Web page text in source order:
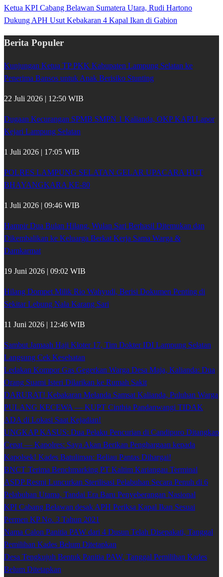
Ketua KPI Cabang Belawan Sumatera Utara, Rudi Hartono
Dukung APH Usut Kebakaran 4 Kapal Ikan di Gabion
Berita Populer
Kunjungan Ketua TP PKK Kabupaten Lampung Selatan ke
Penerima Bansos untuk Anak Berisiko Stunting
22 Juli 2026 | 12:50 WIB
Dugaan Kecurangan SPMB SMPN 1 Kalianda, OKP KAPI Lapor
Kejari Lampung Selatan
1 Juli 2026 | 17:05 WIB
POLRES LAMPUNG SELATAN GELAR UPACARA HUT
BHAYANGKARA KE-80
1 Juli 2026 | 09:46 WIB
Hampir Dua Bulan Hilang, Wulan Sari Berhasil Ditemukan dan
Dikembalikan ke Keluarga Berkat Kerja Sama Warga &
Damkarmat
19 Juni 2026 | 09:02 WIB
Hilang Dompet Milik Rio Wahyudi, Berisi Dokumen Penting di
Sekitar Lebung Nala Karang Sari
11 Juni 2026 | 12:46 WIB
Sambut Jamaah Haji Kloter 17, Tim Dokter IDI Lampung Selatan
Langsung Cek Kesehatan
Ledakan Kompor Gas Gegerkan Warga Desa Maja, Kalianda: Dua
Orang Suami Isteri Dilarikan ke Rumah Sakit
DARURAT! Kebakaran Melanda Samsat Kalianda, Puluhan Warga
PULANG KECEWA — KUPT Cinthia Pandanwangi TIDAK
ADA di Lokasi Saat Kejadian!
UNGKAP KASUS: Dua Pelaku Pencurian di Candipuro Ditangkap
Cepat — Kapolres: Saya Akan Berikan Penghargaan kepada
Kapolsek! Kades Batuliman: Beliau Pantas Dihargai!
BNCT Terima Benchmarking PT Kaltim Kariangau Terminal
ASDP Resmi Luncurkan Sterilisasi Pelabuhan Secara Penuh di 6
Pelabuhan Utama, Tandai Era Baru Penyeberangan Nasional
KPI Cabang Belawan desak APH Periksa Kapal Ikan Sesuai
Permen KP No. 3 Tahun 2021
Nama Calon Panitia PAW dari 4 Dusun Telah Disepakati, Tanggal
Pemilihan Kades Belum Ditetapkan
Desa Tengkujuh Bentuk Panitia PAW, Tanggal Pemilihan Kades
Belum Ditetapkan